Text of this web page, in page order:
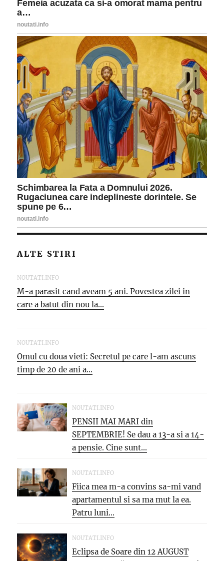
ALTE STIRI
NOUTATI.INFO
M-a parasit cand aveam 5 ani. Povestea zilei in
care a batut din nou la...
NOUTATI.INFO
Omul cu doua vieti: Secretul pe care l-am ascuns
timp de 20 de ani a...
NOUTATI.INFO
PENSII MAI MARI din
SEPTEMBRIE! Se dau a 13-a si a 14-
a pensie. Cine sunt...
NOUTATI.INFO
Fiica mea m-a convins sa-mi vand
apartamentul si sa ma mut la ea.
Patru luni...
NOUTATI.INFO
Eclipsa de Soare din 12 AUGUST